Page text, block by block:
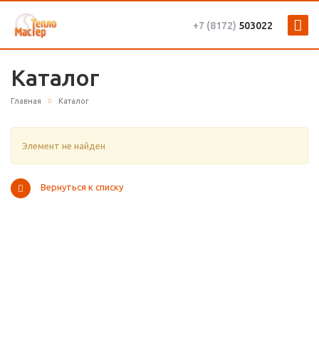
+7 (8172) 503022
Каталог
Главная Каталог
Элемент не найден
Вернуться к списку